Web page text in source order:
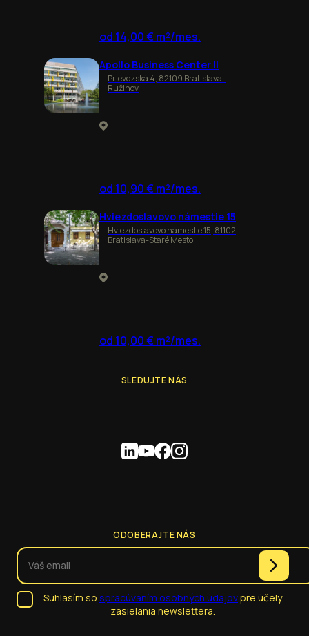
od 14,00 € m²/mes.
Apollo Business Center II
Prievozská 4, 82109 Bratislava-
Ružinov
od 10,90 € m²/mes.
Hviezdoslavovo námestie 15
Hviezdoslavovo námestie 15, 81102
Bratislava-Staré Mesto
od 10,00 € m²/mes.
SLEDUJTE NÁS
ODOBERAJTE NÁS
Súhlasím so spracúvaním osobných údajovpre účely
zasielania newslettera.